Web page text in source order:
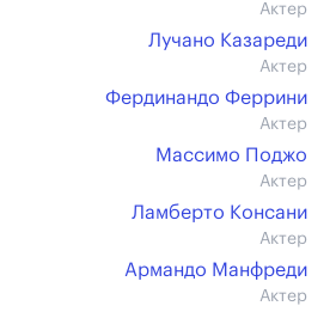
Актер
Лучано Казареди
Актер
Фердинандо Феррини
Актер
Массимо Поджо
Актер
Ламберто Консани
Актер
Армандо Манфреди
Актер